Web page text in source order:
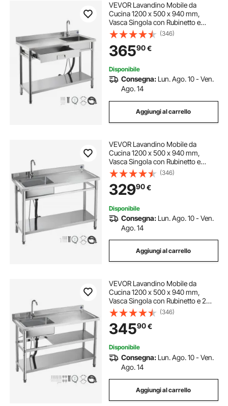
VEVOR Lavandino Mobile da
Cucina 1200 x 500 x 940 mm,
Vasca Singola con Rubinetto e
Cassetto, Lavello da Cucina per
Garage, Ristorante, Lavanderia,
Lavabo da Esterno con Piano di
Lavoro Sinistra
(346)
36590€
Disponibile
Consegna: Lun. Ago. 10 - Ven.
Ago. 14
Aggiungi al carrello
VEVOR Lavandino Mobile da
Cucina 1200 x 500 x 940 mm,
Vasca Singola con Rubinetto e
Ripiano, Lavello da Cucina per
Garage, Ristorante, Lavanderia,
Lavabo da Esterno con Piano di
Lavoro Destra
(346)
32990€
Disponibile
Consegna: Lun. Ago. 10 - Ven.
Ago. 14
Aggiungi al carrello
VEVOR Lavandino Mobile da
Cucina 1200 x 500 x 940 mm,
Vasca Singola con Rubinetto e 2
Vani Portaoggetti, Lavello da Cucina
per Garage, Ristorante, Lavabo da
Esterno con Piano di Lavoro Destra
(346)
34590€
Disponibile
Consegna: Lun. Ago. 10 - Ven.
Ago. 14
Aggiungi al carrello